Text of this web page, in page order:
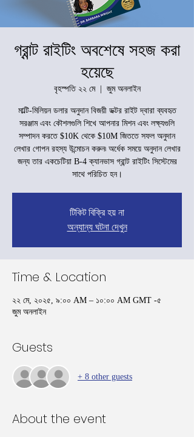
গ্রান্ট রাইটিং অবশেষে সহজ করা
হয়েছে
বৃহস্পতি ২২ মে
  |
জুম অনলাইন
মাল্টি-মিলিয়ন ডলার অনুদান বিজয়ী ডক্টর রাইট দ্বারা ব্যবহৃত
সরঞ্জাম এবং কৌশলগুলি শিখে আপনার মিশন এবং লক্ষ্যগুলি
সম্পাদন করতে $10K থেকে $10M জিততে সফল অনুদান
লেখার গোপন রহস্য উন্মোচন করুন৷ অর্ধেক সময়ে অনুদান লেখার
জন্য তার একচেটিয়া B-4 ক্যানভাস গ্রান্ট রাইটিং সিস্টেমের
সাথে পরিচিত হন।
টিকিট বিক্রি হয় না
অন্যান্য ঘটনা দেখুন
Time & Location
২২ মে, ২০২৫, ৯:০০ AM – ১০:০০ AM GMT -৫
জুম অনলাইন
Guests
+ 8 other guests
About the event